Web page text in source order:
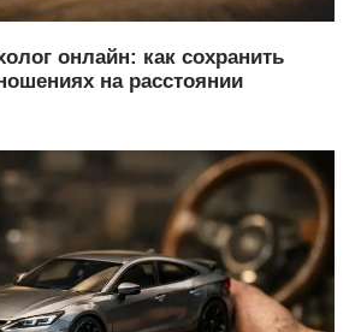
онлайн: как сохранить
на расстоянии